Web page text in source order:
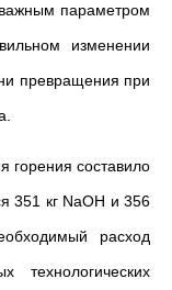
параметром
изменении
превращения при
горения составило
351 кг NaOH и 356
расход
технологических